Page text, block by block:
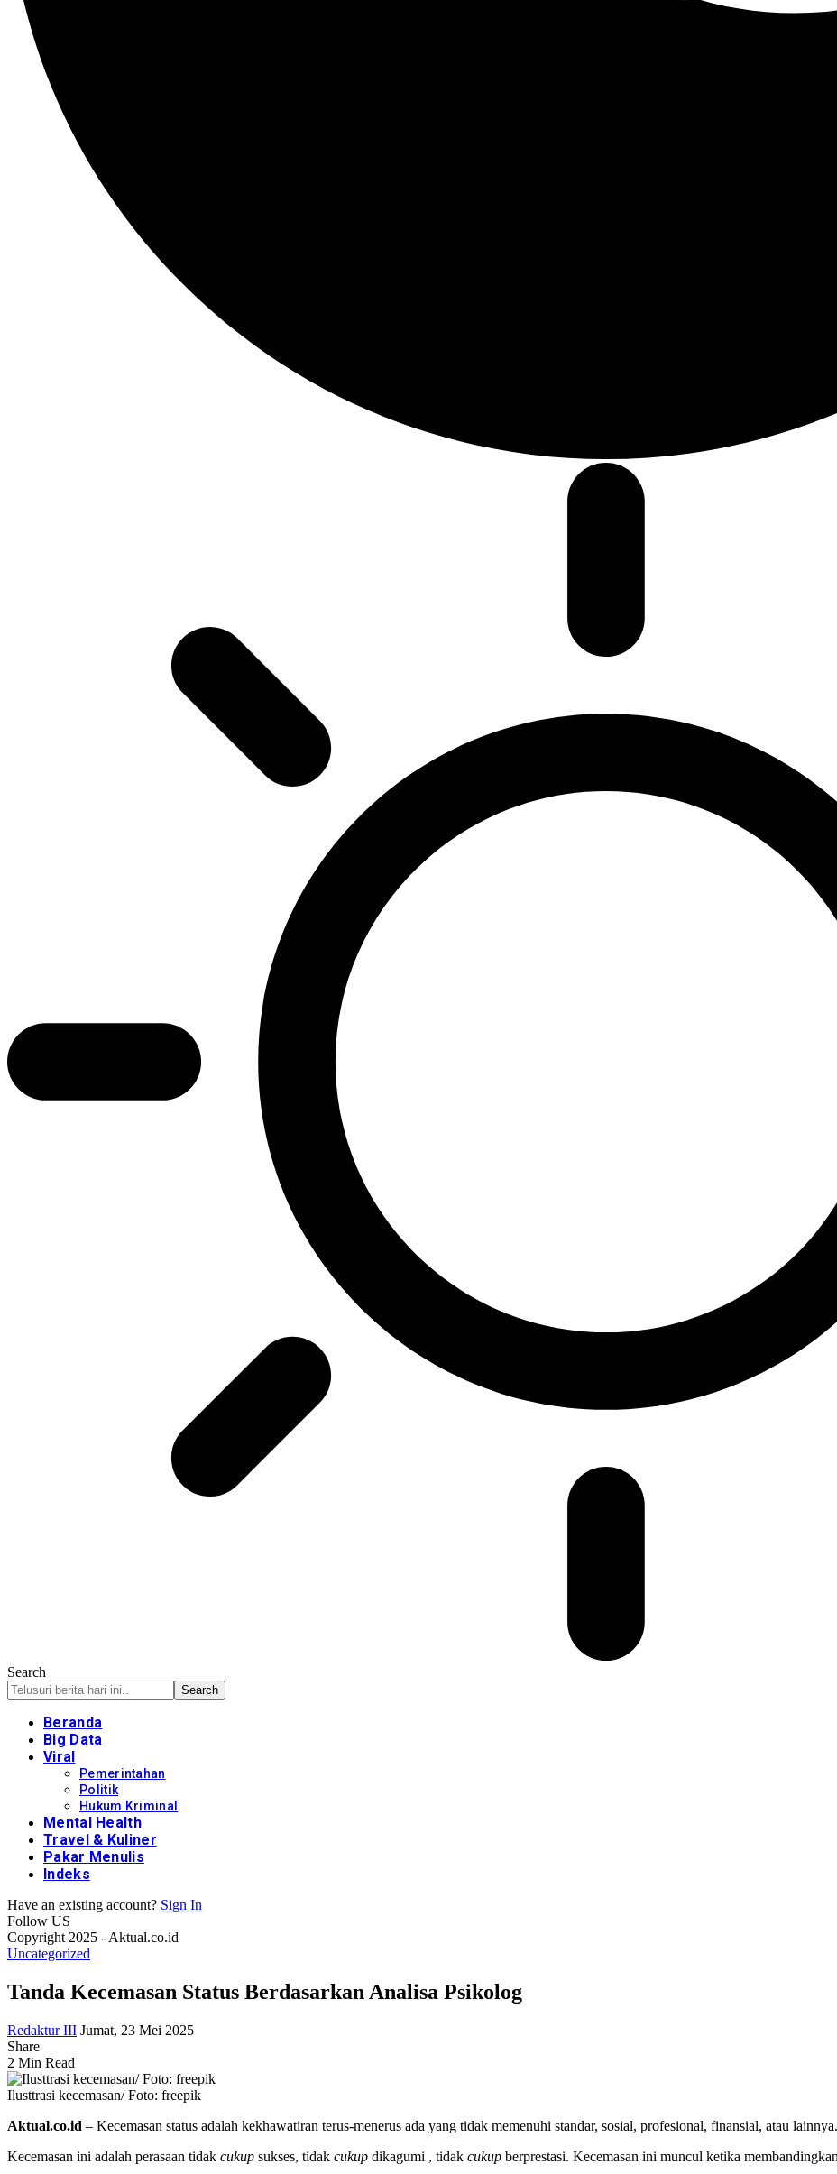
Search
Beranda
Big Data
Viral
Pemerintahan
Politik
Hukum Kriminal
Mental Health
Travel & Kuliner
Pakar Menulis
Indeks
Have an existing account? Sign In
Follow US
Copyright 2025 - Aktual.co.id
Uncategorized
Tanda Kecemasan Status Berdasarkan Analisa Psikolog
Redaktur III Jumat, 23 Mei 2025
Share
2 Min Read
Ilusttrasi kecemasan/ Foto: freepik
Aktual.co.id – Kecemasan status adalah kekhawatiran terus-menerus ada yang tidak memenuhi standar, sosial, profesional, finansial, atau lainnya.
Kecemasan ini adalah perasaan tidak cukup sukses, tidak cukup dikagumi , tidak cukup berprestasi. Kecemasan ini muncul ketika